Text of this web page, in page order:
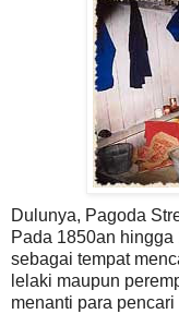
Dulunya, Pagoda
Pada 1850an
sebagai tempat
lelaki maupun
menanti para